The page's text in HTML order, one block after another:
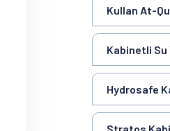
Kullan At-
Kabinetli
Hydrosafe